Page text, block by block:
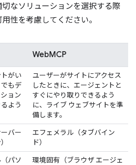
なソリューションを選択する際
性を考慮してください。
WebMCP
がい
もデ
ョン
よう
ユーザーがサイトにアクセス
したときに、エージェントと
すぐにやり取りできるよう
に、ライブ ウェブサイトを準
備します。
バー
エフェメラル（タブバイン
ド）
パソ
環境固有（ブラウザ エージェ